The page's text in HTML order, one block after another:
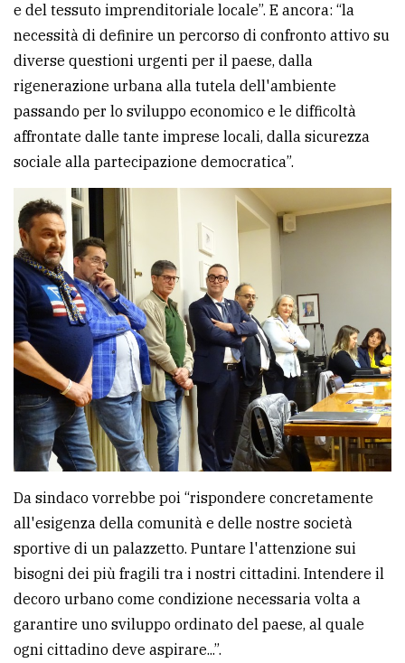
e del tessuto imprenditoriale locale”. E ancora: “la
necessità di definire un percorso di confronto attivo su
diverse questioni urgenti per il paese, dalla
rigenerazione urbana alla tutela dell'ambiente
passando per lo sviluppo economico e le difficoltà
affrontate dalle tante imprese locali, dalla sicurezza
sociale alla partecipazione democratica”.
Da sindaco vorrebbe poi “rispondere concretamente
all'esigenza della comunità e delle nostre società
sportive di un palazzetto. Puntare l'attenzione sui
bisogni dei più fragili tra i nostri cittadini. Intendere il
decoro urbano come condizione necessaria volta a
garantire uno sviluppo ordinato del paese, al quale
ogni cittadino deve aspirare...”.